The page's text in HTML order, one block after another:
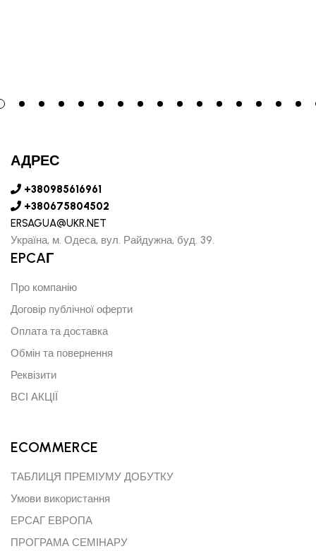
АДРЕС
+380985616961
+380675804502
ERSAGUA@UKR.NET
Україна, м. Одеса, вул. Райдужна, буд. 39.
EPCAГ
Про компанію
Договір публічної оферти
Оплата та доставка
Обмін та повернення
Реквізити
ВСІ АКЦІЇ
ECOMMERCE
ТАБЛИЦЯ ПРЕМІУМУ ДОБУТКУ
Умови використання
ЕРСАГ ЕВРОПА
ПРОГРАМА СЕМІНАРУ